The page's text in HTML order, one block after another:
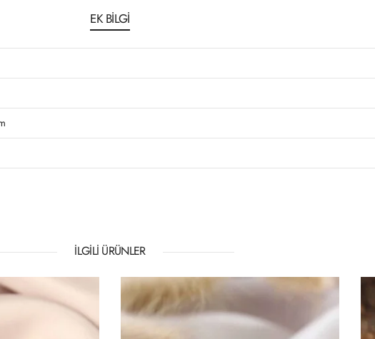
EK BILGI
İLGILI ÜRÜNLER